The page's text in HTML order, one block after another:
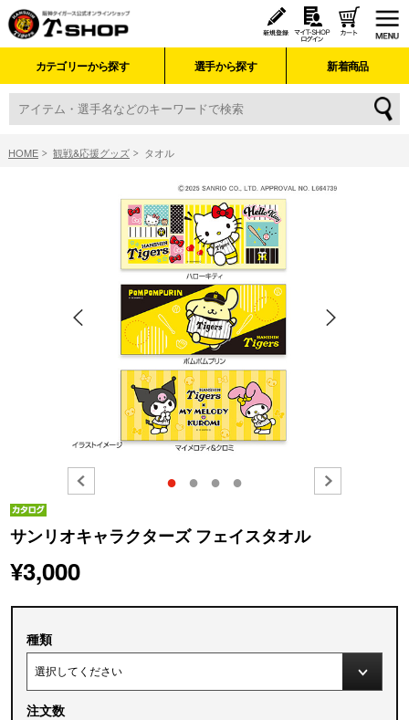
カテゴリーから探す 選手から探す 新着商品
HOME 観戦&応援グッズ タオル
● ● ● ●
サンリオキャラクターズ フェイスタオル
¥3,000
種類
注文数